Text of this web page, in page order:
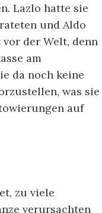
Lazlo hatte sie
und Aldo
der Welt, denn
am
da noch keine
was sie
auf
zu viele
verursachten